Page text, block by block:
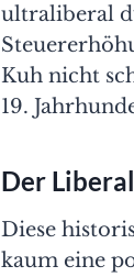
ultraliberal
Kuh nicht
19.
Der
Diese
kaum eine